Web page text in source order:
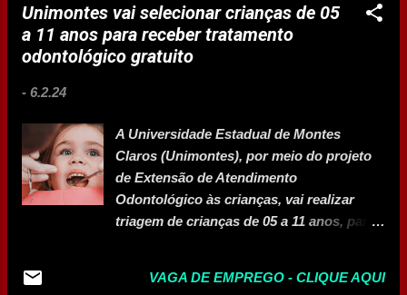
HrGOgQ21h0DbzkdCdPP&vjs=3 Vaga para Auxiliar de
Limpeza https://br.indeed.com/viewjob?
jk=acf46c9493329cb4&tk=1hm7hiesoia33801&from=serp
https://br.indeed.com/viewjob?cmp=MSE-
engenharia&t=Assistente+Administrativo&jk=f26ab936ce
308efd&xpse=SoA067I3EHrFOFgF9T0LbzkdCdPP&xkcb
=SoDn67M3EHrGOgQ21h0JbzkdCdPP&vjs=3 Vaga para
Auxiliar de produção PL/Auxiliar de laboratório
- Hipolabor Farmacêutica
https://hipolabor.vagas.solides.com.br/?page=1...
Unimontes vai selecionar crianças de 05
a 11 anos para receber tratamento
odontológico gratuito
- 6.2.24
A Universidade Estadual de Montes
Claros (Unimontes), por meio do projeto
de Extensão de Atendimento
Odontológico às crianças, vai realizar
triagem de crianças de 05 a 11 anos, para
no Clínicas Odontológicas da Unimontes
VAGA DE EMPREGO - CLIQUE AQUI